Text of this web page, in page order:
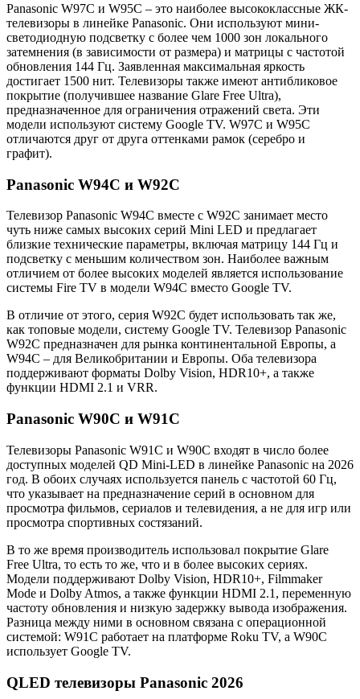
Panasonic W97C и W95C – это наиболее высококлассные ЖК-
телевизоры в линейке Panasonic. Они используют мини-
светодиодную подсветку с более чем 1000 зон локального
затемнения (в зависимости от размера) и матрицы с частотой
обновления 144 Гц. Заявленная максимальная яркость
достигает 1500 нит. Телевизоры также имеют антибликовое
покрытие (получившее название Glare Free Ultra),
предназначенное для ограничения отражений света. Эти
модели используют систему Google TV. W97C и W95C
отличаются друг от друга оттенками рамок (серебро и
графит).
Panasonic W94C и W92C
Телевизор Panasonic W94C вместе с W92C занимает место
чуть ниже самых высоких серий Mini LED и предлагает
близкие технические параметры, включая матрицу 144 Гц и
подсветку с меньшим количеством зон. Наиболее важным
отличием от более высоких моделей является использование
системы Fire TV в модели W94C вместо Google TV.
В отличие от этого, серия W92C будет использовать так же,
как топовые модели, систему Google TV. Телевизор Panasonic
W92C предназначен для рынка континентальной Европы, а
W94C – для Великобритании и Европы. Оба телевизора
поддерживают форматы Dolby Vision, HDR10+, а также
функции HDMI 2.1 и VRR.
Panasonic W90C и W91C
Телевизоры Panasonic W91C и W90C входят в число более
доступных моделей QD Mini-LED в линейке Panasonic на 2026
год. В обоих случаях используется панель с частотой 60 Гц,
что указывает на предназначение серий в основном для
просмотра фильмов, сериалов и телевидения, а не для игр или
просмотра спортивных состязаний.
В то же время производитель использовал покрытие Glare
Free Ultra, то есть то же, что и в более высоких сериях.
Модели поддерживают Dolby Vision, HDR10+, Filmmaker
Mode и Dolby Atmos, а также функции HDMI 2.1, переменную
частоту обновления и низкую задержку вывода изображения.
Разница между ними в основном связана с операционной
системой: W91C работает на платформе Roku TV, а W90C
использует Google TV.
QLED телевизоры Panasonic 2026